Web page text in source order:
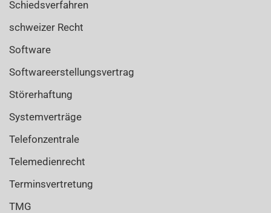
Schiedsverfahren
schweizer Recht
Software
Softwareerstellungsvertrag
Störerhaftung
Systemverträge
Telefonzentrale
Telemedienrecht
Terminsvertretung
TMG